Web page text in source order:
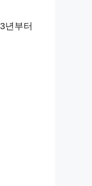
년부터